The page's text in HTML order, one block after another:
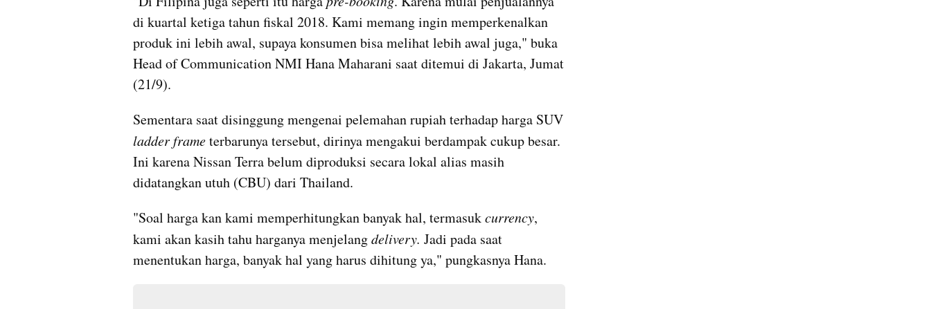
di kuartal ketiga tahun fiskal 2018. Kami memang ingin memperkenalkan
produk ini lebih awal, supaya konsumen bisa melihat lebih awal juga," buka
Head of Communication NMI Hana Maharani saat ditemui di Jakarta, Jumat
(21/9).
Sementara saat disinggung mengenai pelemahan rupiah terhadap harga SUV
ladder frame terbarunya tersebut, dirinya mengakui berdampak cukup besar.
Ini karena Nissan Terra belum diproduksi secara lokal alias masih
didatangkan utuh (CBU) dari Thailand.
"Soal harga kan kami memperhitungkan banyak hal, termasuk currency,
kami akan kasih tahu harganya menjelang delivery. Jadi pada saat
menentukan harga, banyak hal yang harus dihitung ya," pungkasnya Hana.